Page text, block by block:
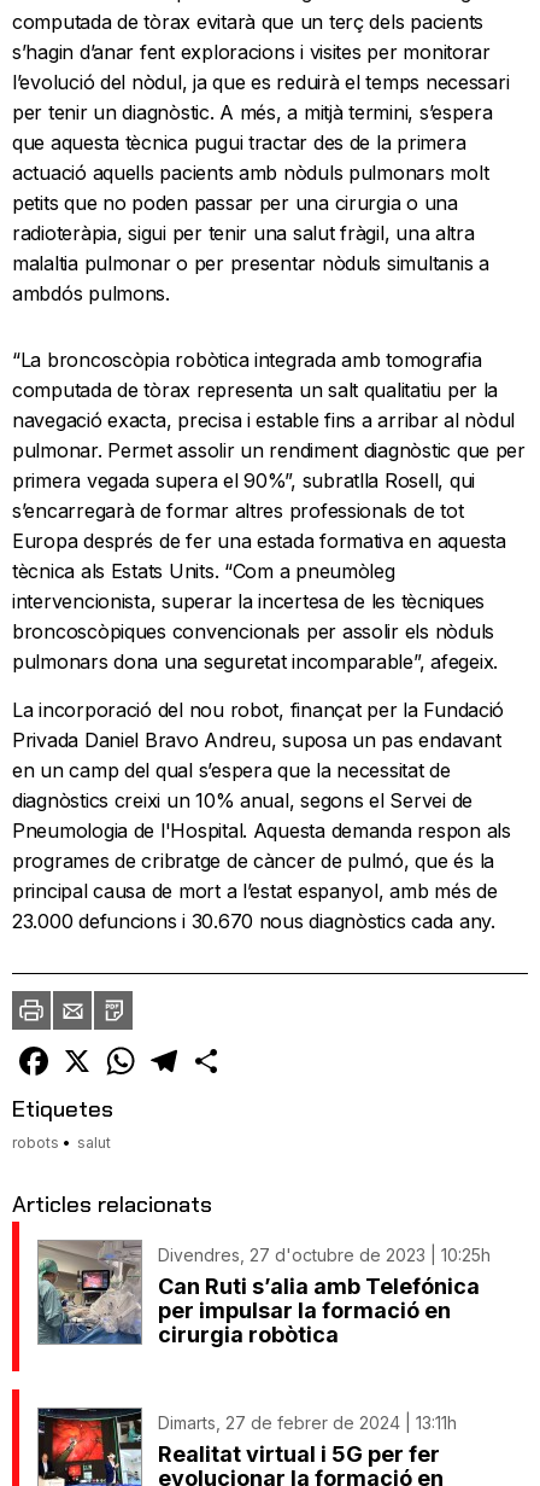
computada de tòrax evitarà que un terç dels pacients
s’hagin d’anar fent exploracions i visites per monitorar
l’evolució del nòdul, ja que es reduirà el temps necessari
per tenir un diagnòstic. A més, a mitjà termini, s’espera
que aquesta tècnica pugui tractar des de la primera
actuació aquells pacients amb nòduls pulmonars molt
petits que no poden passar per una cirurgia o una
radioteràpia, sigui per tenir una salut fràgil, una altra
malaltia pulmonar o per presentar nòduls simultanis a
ambdós pulmons.
“La broncoscòpia robòtica integrada amb tomografia
computada de tòrax representa un salt qualitatiu per la
navegació exacta, precisa i estable fins a arribar al nòdul
pulmonar. Permet assolir un rendiment diagnòstic que per
primera vegada supera el 90%”, subratlla Rosell, qui
s’encarregarà de formar altres professionals de tot
Europa després de fer una estada formativa en aquesta
tècnica als Estats Units. “Com a pneumòleg
intervencionista, superar la incertesa de les tècniques
broncoscòpiques convencionals per assolir els nòduls
pulmonars dona una seguretat incomparable”, afegeix.
La incorporació del nou robot, finançat per la Fundació
Privada Daniel Bravo Andreu, suposa un pas endavant
en un camp del qual s’espera que la necessitat de
diagnòstics creixi un 10% anual, segons el Servei de
Pneumologia de l'Hospital. Aquesta demanda respon als
programes de cribratge de càncer de pulmó, que és la
principal causa de mort a l’estat espanyol, amb més de
23.000 defuncions i 30.670 nous diagnòstics cada any.
ImprimirEnvia
un
amic
PDF
Facebook
X WhatsAppTelegram
Etiquetes
robots salut
Articles relacionats
Divendres, 27 d'octubre de 2023 | 10:25h
Can Ruti s’alia amb Telefónica
per impulsar la formació en
cirurgia robòtica
Dimarts, 27 de febrer de 2024 | 13:11h
Realitat virtual i 5G per fer
evolucionar la formació en